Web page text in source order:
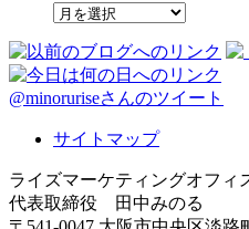
@minoruriseさんのツイート
サイトマップ
ライズマーケティングオフィ
代表取締役 田中みのる